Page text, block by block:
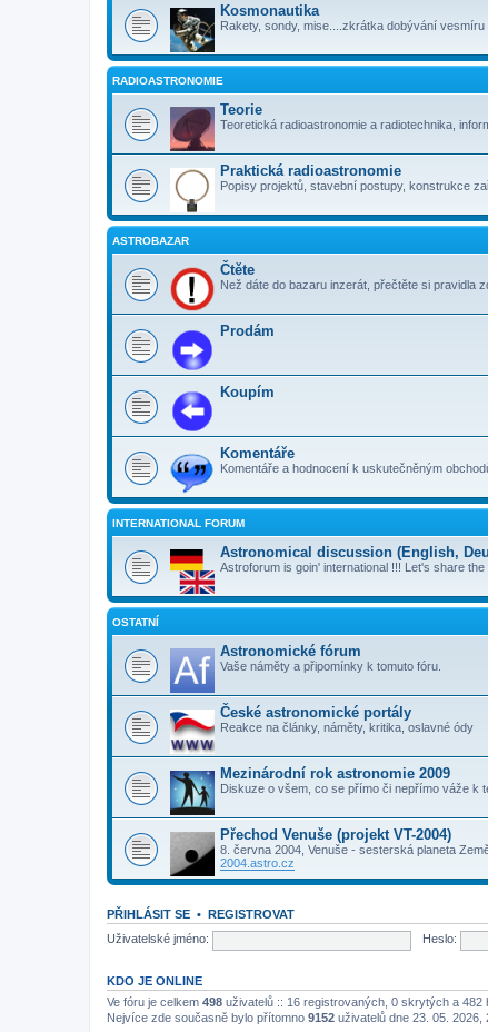
Kosmonautika
Rakety, sondy, mise....zkrátka dobývání vesmíru
RADIOASTRONOMIE
Teorie
Teoretická radioastronomie a radiotechnika,
Praktická radioastronomie
Popisy projektů, stavební postupy, konstrukce
ASTROBAZAR
Čtěte
Než dáte do bazaru inzerát, přečtěte si pravidla
Prodám
Koupím
Komentáře
Komentáře a hodnocení k uskutečněným
INTERNATIONAL FORUM
Astronomical discussion (English,
Astroforum is goin' international !!! Let's share the
OSTATNÍ
Astronomické fórum
Vaše náměty a připomínky k tomuto fóru.
České astronomické portály
Reakce na články, náměty, kritika, oslavné ódy
Mezinárodní rok astronomie 2009
Diskuze o všem, co se přímo či nepřímo váže k
Přechod Venuše (projekt VT-2004)
8. června 2004, Venuše - sesterská planeta
2004.astro.cz
PŘIHLÁSIT SE • REGISTROVAT
Uživatelské jméno:
Heslo:
KDO JE ONLINE
Ve fóru je celkem 498 uživatelů :: 16 registrovaných, 0 skrytých a
Nejvíce zde současně bylo přítomno 9152 uživatelů dne 23. 05. 2026,